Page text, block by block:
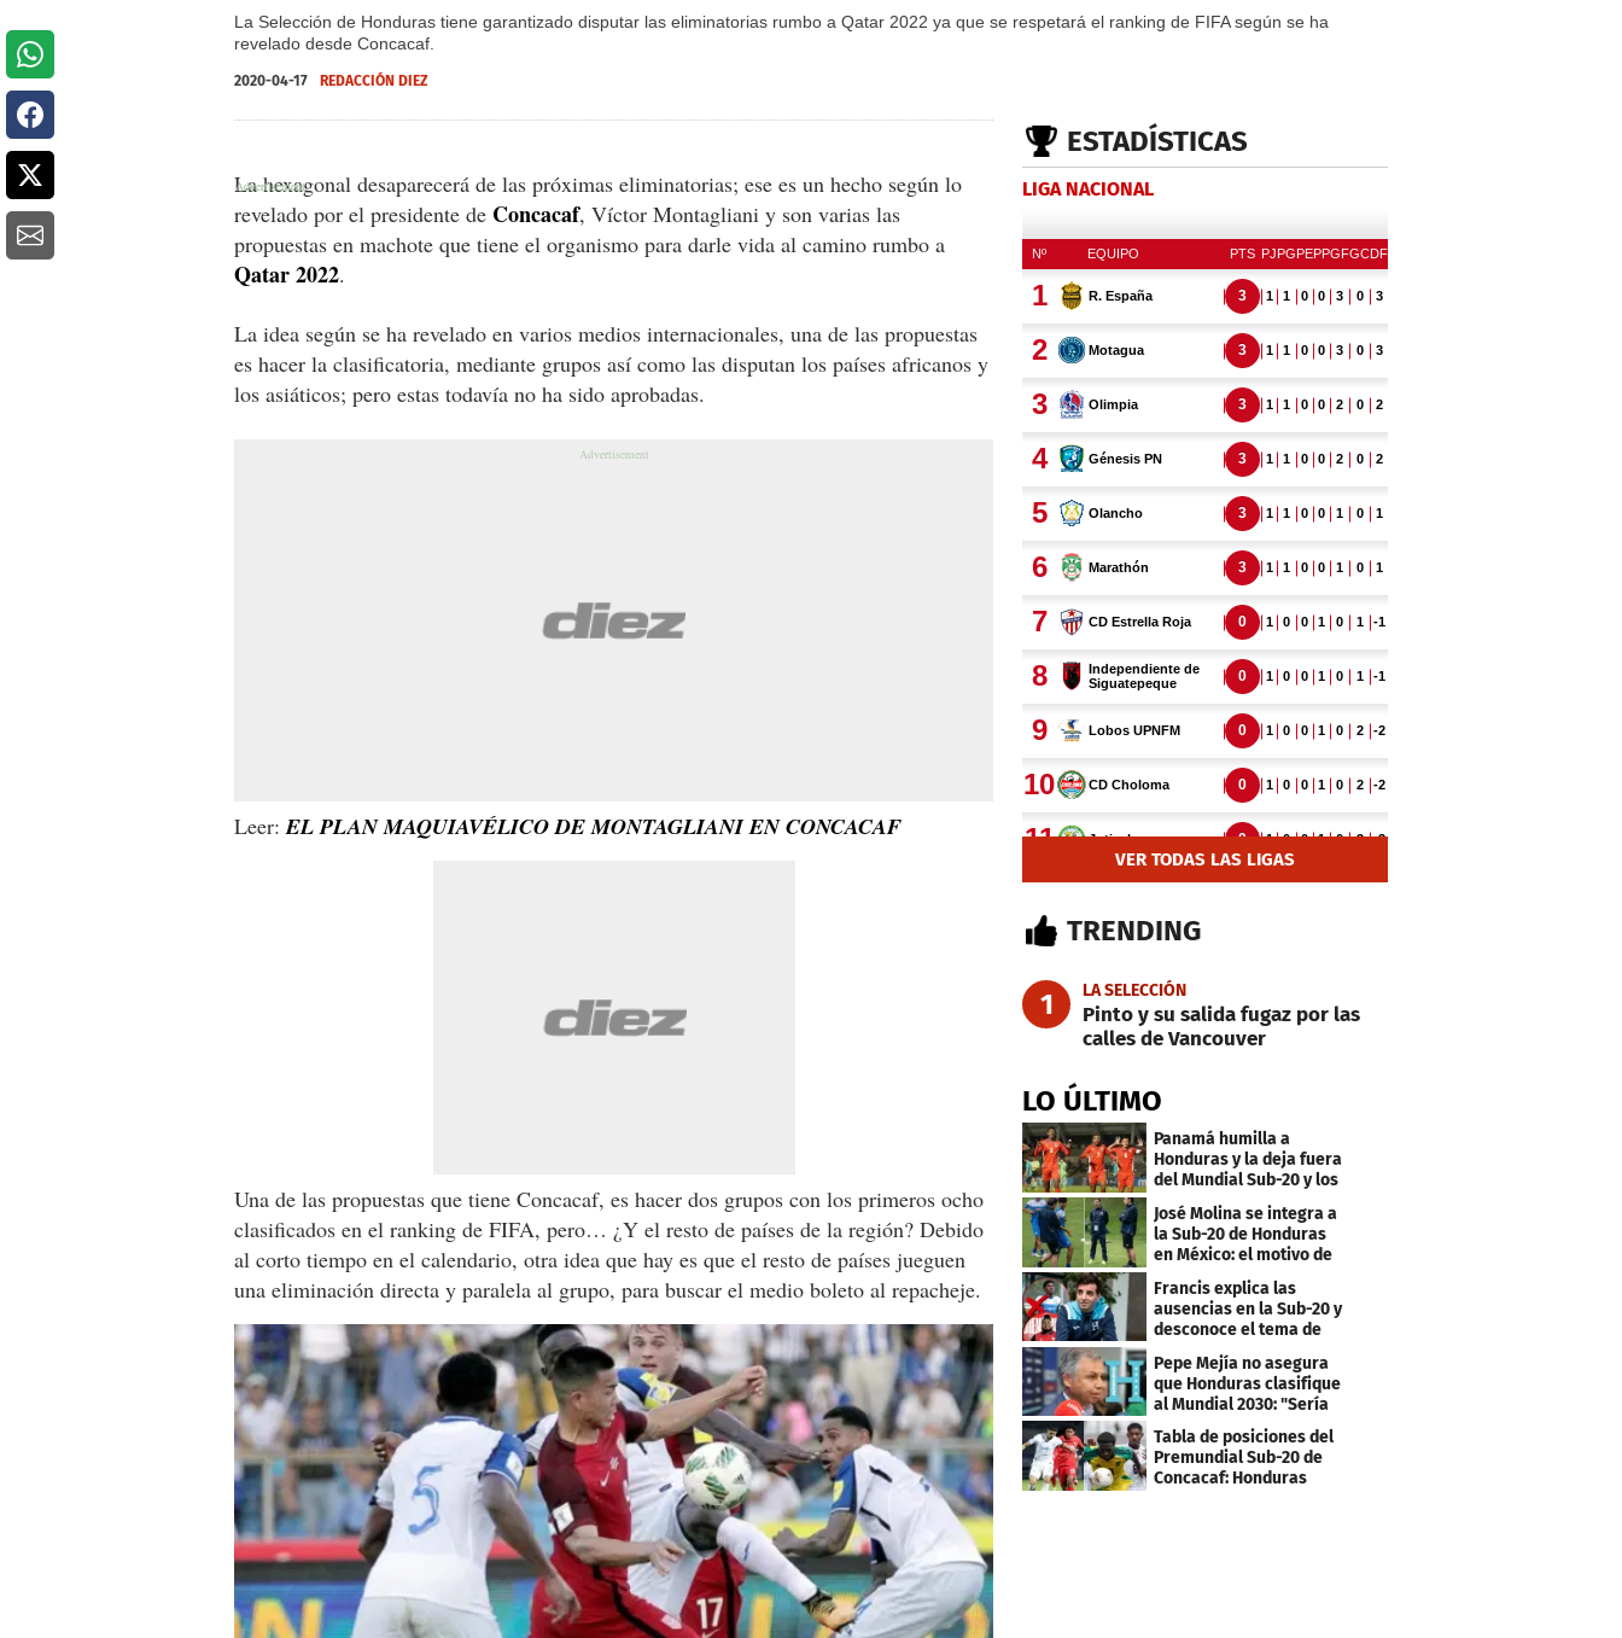
La Selección de Honduras tiene garantizado disputar las eliminatorias rumbo a Qatar 2022 ya que se respetará el ranking de FIFA según se ha
revelado desde Concacaf.
2020-04-17 REDACCIÓN DIEZ
La hexagonal desaparecerá de las próximas eliminatorias; ese es un hecho según lo
revelado por el presidente de Concacaf, Víctor Montagliani y son varias las
propuestas en machote que tiene el organismo para darle vida al camino rumbo a
Qatar 2022.
La idea según se ha revelado en varios medios internacionales, una de las propuestas
es hacer la clasificatoria, mediante grupos así como las disputan los países africanos y
los asiáticos; pero estas todavía no ha sido aprobadas.
Leer:EL PLAN MAQUIAVÉLICO DE MONTAGLIANI EN CONCACAF
Una de las propuestas que tiene Concacaf, es hacer dos grupos con los primeros ocho
clasificados en el ranking de FIFA, pero… ¿Y el resto de países de la región? Debido
al corto tiempo en el calendario, otra idea que hay es que el resto de países jueguen
una eliminación directa y paralela al grupo, para buscar el medio boleto al repacheje.
ESTADÍSTICAS
LIGA NACIONAL
VER TODAS LAS LIGAS
TRENDING
1 LA SELECCIÓN
Pinto y su salida fugaz por las
calles de Vancouver
LO ÚLTIMO
Panamá humilla a
Honduras y la deja fuera
del Mundial Sub-20 y los
Juegos Olímpicos
José Molina se integra a
la Sub-20 de Honduras
en México: el motivo de
su viaje
Francis explica las
ausencias en la Sub-20 y
desconoce el tema de
los tiktokers
Pepe Mejía no asegura
que Honduras clasifique
al Mundial 2030: "Sería
mentir"
Tabla de posiciones del
Premundial Sub-20 de
Concacaf: Honduras